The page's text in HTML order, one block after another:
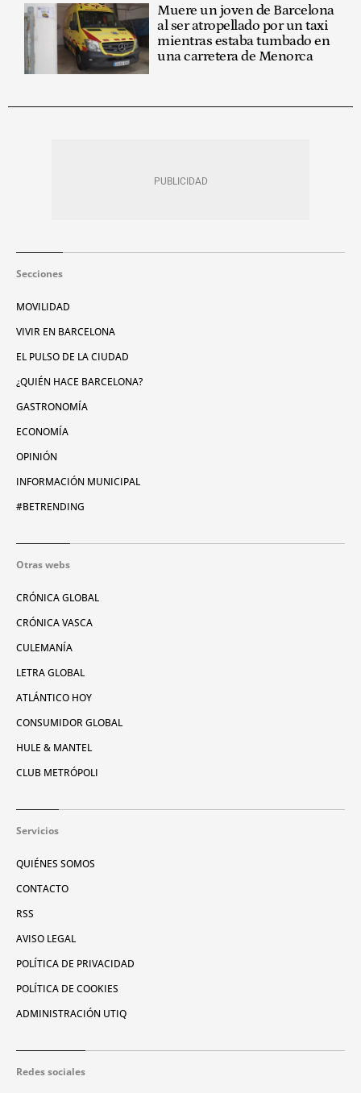
Muere un joven de Barcelona
al ser atropellado por un taxi
mientras estaba tumbado en
una carretera de Menorca
Secciones
MOVILIDAD
VIVIR EN BARCELONA
EL PULSO DE LA CIUDAD
¿QUIÉN HACE BARCELONA?
GASTRONOMÍA
ECONOMÍA
OPINIÓN
INFORMACIÓN MUNICIPAL
#BETRENDING
Otras webs
CRÓNICA GLOBAL
CRÓNICA VASCA
CULEMANÍA
LETRA GLOBAL
ATLÁNTICO HOY
CONSUMIDOR GLOBAL
HULE & MANTEL
CLUB METRÓPOLI
Servicios
QUIÉNES SOMOS
CONTACTO
RSS
AVISO LEGAL
POLÍTICA DE PRIVACIDAD
POLÍTICA DE COOKIES
ADMINISTRACIÓN UTIQ
Redes sociales